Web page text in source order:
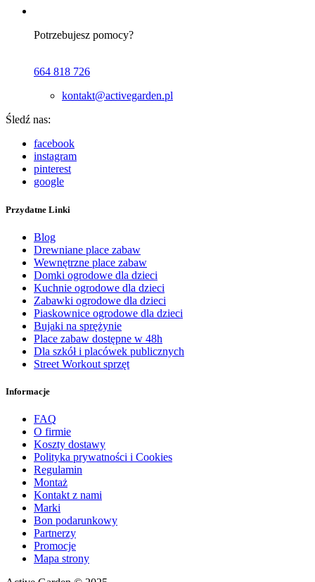
Potrzebujesz pomocy?
664 818 726
kontakt@activegarden.pl
Śledź nas:
facebook
instagram
pinterest
google
Przydatne Linki
Blog
Drewniane place zabaw
Wewnętrzne place zabaw
Domki ogrodowe dla dzieci
Kuchnie ogrodowe dla dzieci
Zabawki ogrodowe dla dzieci
Piaskownice ogrodowe dla dzieci
Bujaki na sprężynie
Place zabaw dostępne w 48h
Dla szkół i placówek publicznych
Street Workout sprzęt
Informacje
FAQ
O firmie
Koszty dostawy
Polityka prywatności i Cookies
Regulamin
Montaż
Kontakt z nami
Marki
Bon podarunkowy
Partnerzy
Promocje
Mapa strony